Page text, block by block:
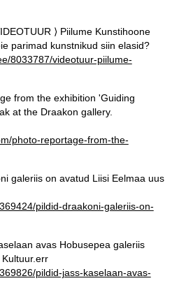
⟩ Piilume Kunstihoone
parimad kunstnikud siin elasid?
8033787/videotuur-piilume-
from the exhibition 'Guiding
at the Draakon gallery.
photo-reportage-from-the-
galeriis on avatud Liisi Eelmaa uus
pildid-draakoni-galeriis-on-
avas Hobusepea galeriis
pildid-jass-kaselaan-avas-